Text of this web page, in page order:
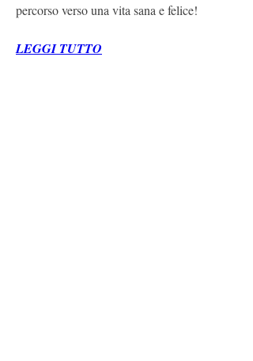
percorso verso una vita sana e felice!
LEGGI TUTTO